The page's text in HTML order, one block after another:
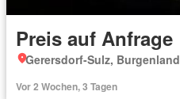
Preis auf Anfrage
Gerersdorf-Sulz, Burgenland
Vor 2 Wochen, 3 Tagen